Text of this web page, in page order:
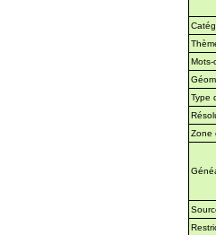
Mots-
Type
Zone